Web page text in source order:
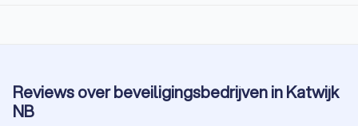
Reviews over beveiligingsbedrijven in Katwijk
NB